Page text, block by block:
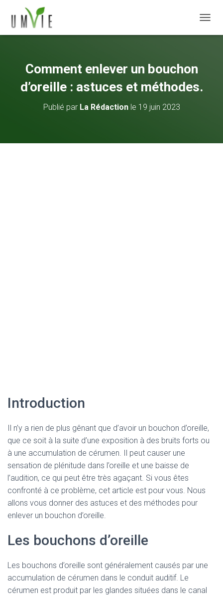
Comment enlever un bouchon
d’oreille : astuces et méthodes.
Publié par La Rédactionle 19 juin 2023
Introduction
Il n’y a rien de plus gênant que d’avoir un bouchon d’oreille,
que ce soit à la suite d’une exposition à des bruits forts ou
à une accumulation de cérumen. Il peut causer une
sensation de plénitude dans l’oreille et une baisse de
l’audition, ce qui peut être très agaçant. Si vous êtes
confronté à ce problème, cet article est pour vous. Nous
allons vous donner des astuces et des méthodes pour
enlever un bouchon d’oreille.
Les bouchons d’oreille
Les bouchons d’oreille sont généralement causés par une
accumulation de cérumen dans le conduit auditif. Le
cérumen est produit par les glandes situées dans le canal